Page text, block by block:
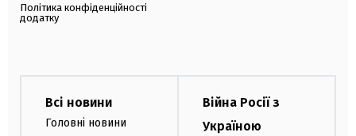
Політика конфіденційності
додатку
Всі новини
Головні новини
Війна Росії з
Україною